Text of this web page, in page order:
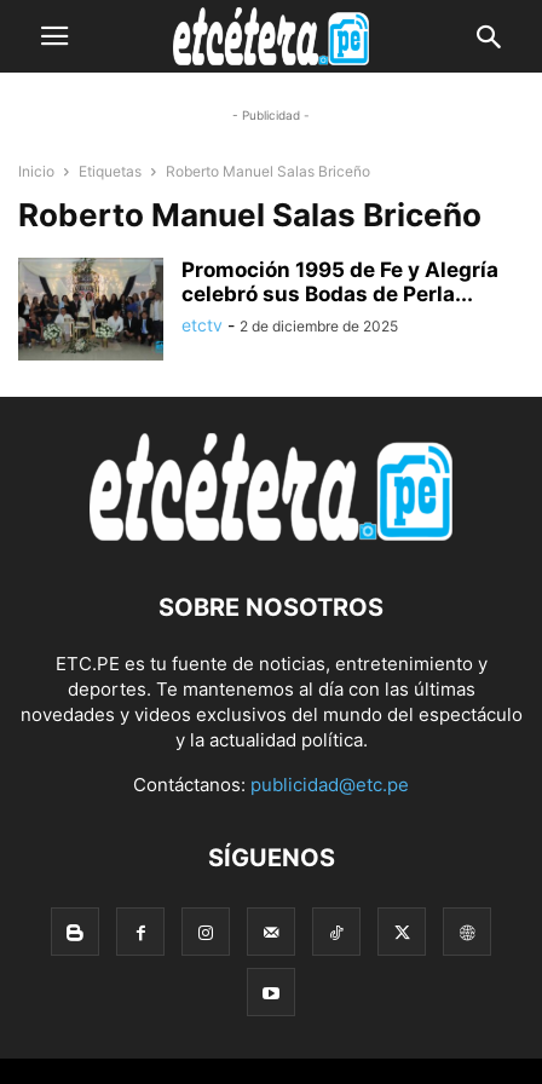
- Publicidad -
Inicio Etiquetas Roberto Manuel Salas Briceño
Roberto Manuel Salas Briceño
Promoción 1995 de Fe y Alegría
celebró sus Bodas de Perla...
etctv - 2 de diciembre de 2025
SOBRE NOSOTROS
ETC.PE es tu fuente de noticias, entretenimiento y
deportes. Te mantenemos al día con las últimas
novedades y videos exclusivos del mundo del espectáculo
y la actualidad política.
Contáctanos: publicidad@etc.pe
SÍGUENOS